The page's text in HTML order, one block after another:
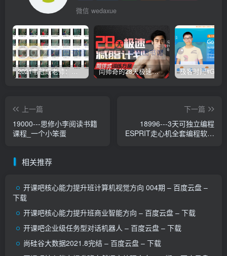
微信 wedaxue
2021韦冠成老师：韦氏天星风水《秘传二十四山吉凶占断要法》 – 百度云盘 – 下载 闫帅奇的28天极速减脂计划 – 网盘分享 – 下载
上一篇
19000---思修小李阅读书籍
课程_一个小笨蛋
下一篇
18996---3天可独立编程
ESPRIT走心机全套编程软件
相关推荐
开课吧核心能力提升班计算机视觉方向 004期 – 百度云盘 –
下载
开课吧核心能力提升班商业智能方向 – 百度云盘 – 下载
开课吧企业级任务型对话机器人 – 百度云盘 – 下载
尚硅谷大数据2021.8完结 – 百度云盘 – 下载